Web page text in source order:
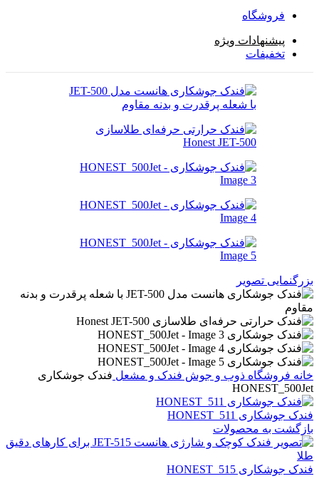
فروشگاه
پیشنهادات ویژه
تخفیفات
بزرگنمایی تصویر
خانه فروشگاه ذوب و جوش فندک و مشعل فندک جوشکاری
HONEST_500Jet
فندک جوشکاری HONEST_511
بازگشت به محصولات
فندک جوشکاری HONEST_515